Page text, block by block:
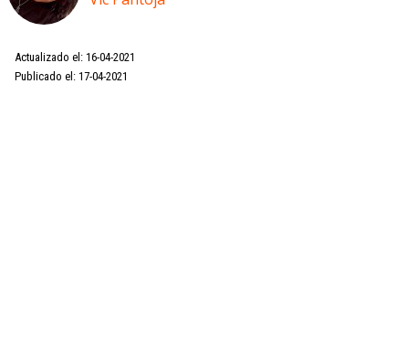
Actualizado el: 16-04-2021
Publicado el: 17-04-2021